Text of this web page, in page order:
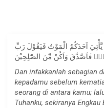
يَّأْتِيَ اَحَدَكُمُ الْمَوْتُ فَيَقُوْلَ رَبِّ
فَاَصَّدَّقَ وَاَكُنْ مِّنَ الصّٰلِحِيْنَ
Dan infakkanlah sebagian
kepadamu sebelum
seorang di antara kamu;
Tuhanku, sekiranya